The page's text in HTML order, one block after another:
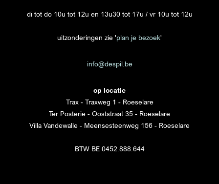
di tot do 10u tot 12u en 13u30 tot 17u / vr 10u tot 12u
uitzonderingen zie 'plan je bezoek'
info@despil.be
op locatie
Trax - Traxweg 1 - Roeselare
Ter Posterie - Ooststraat 35 - Roeselare
Villa Vandewalle - Meensesteenweg 156 - Roeselare
BTW BE 0452.888.644